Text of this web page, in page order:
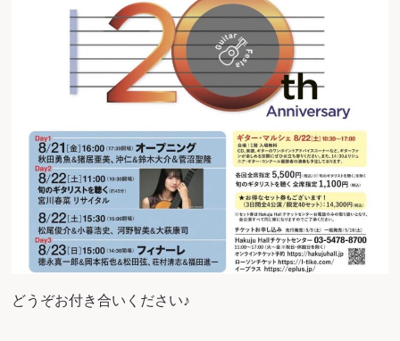
どうぞお付き合いください♪